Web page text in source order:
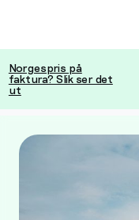
Norgespris på
faktura? Slik ser det
ut